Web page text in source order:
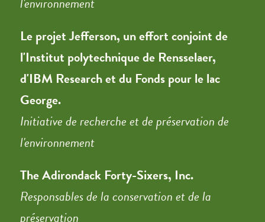
Le projet Jefferson, un effort conjoint de
l'Institut polytechnique de Rensselaer,
d'IBM Research et du Fonds pour le lac
George.
Initiative de recherche et de préservation de
l'environnement
The Adirondack Forty-Sixers, Inc.
Responsables de la conservation et de la
préservation